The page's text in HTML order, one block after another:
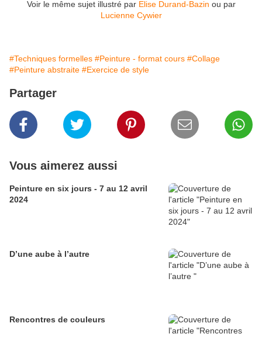
Voir le même sujet illustré par Elise Durand-Bazin ou par
Lucienne Cywier
#Techniques formelles #Peinture - format cours #Collage
#Peinture abstraite #Exercice de style
Partager
Vous aimerez aussi
Peinture en six jours - 7 au 12 avril
2024
D’une aube à l’autre
Rencontres de couleurs